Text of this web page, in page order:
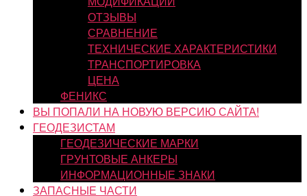
ОТЗЫВЫ
СРАВНЕНИЕ
ТЕХНИЧЕСКИЕ ХАРАКТЕРИСТИКИ
ТРАНСПОРТИРОВКА
ЦЕНА
ФЕНИКС
ВЫ ПОПАЛИ НА НОВУЮ ВЕРСИЮ САЙТА!
ГЕОДЕЗИСТАМ
ГЕОДЕЗИЧЕСКИЕ МАРКИ
ГРУНТОВЫЕ АНКЕРЫ
ИНФОРМАЦИОННЫЕ ЗНАКИ
ЗАПАСНЫЕ ЧАСТИ